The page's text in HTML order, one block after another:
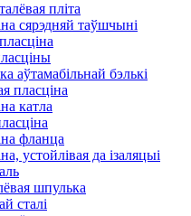
пліта
сярэдняй таўшчыні
аўтамабільнай бэлькі
пласціна
катла
фланца
устойлівая да ізаляцыі
шпулька
сталі